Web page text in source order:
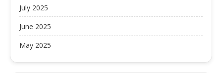
July 2025
June 2025
May 2025